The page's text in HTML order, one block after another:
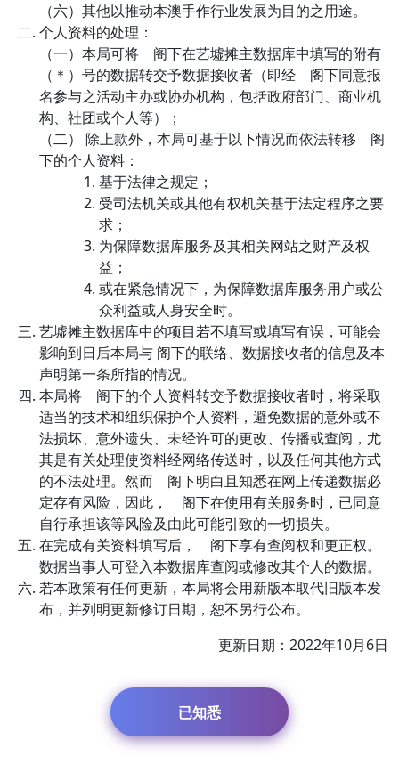
其他以推动本澳手作行业发展为目的之用途。
个人资料的处理：
本局可将 阁下在艺墟摊主数据库中填写的附有
（＊）号的数据转交予数据接收者（即经 阁下同意报
名参与之活动主办或协办机构，包括政府部门、商业机
构、社团或个人等）；
除上款外，本局可基于以下情况而依法转移 阁
下的个人资料：
基于法律之规定；
受司法机关或其他有权机关基于法定程序之要
求；
为保障数据库服务及其相关网站之财产及权
益；
或在紧急情况下，为保障数据库服务用户或公
众利益或人身安全时。
艺墟摊主数据库中的项目若不填写或填写有误，可能会
影响到日后本局与 阁下的联络、数据接收者的信息及本
声明第一条所指的情况。
本局将 阁下的个人资料转交予数据接收者时，将采取
适当的技术和组织保护个人资料，避免数据的意外或不
法损坏、意外遗失、未经许可的更改、传播或查阅，尤
其是有关处理使资料经网络传送时，以及任何其他方式
的不法处理。然而 阁下明白且知悉在网上传递数据必
定存有风险，因此， 阁下在使用有关服务时，已同意
自行承担该等风险及由此可能引致的一切损失。
在完成有关资料填写后， 阁下享有查阅权和更正权。
数据当事人可登入本数据库查阅或修改其个人的数据。
若本政策有任何更新，本局将会用新版本取代旧版本发
布，并列明更新修订日期，恕不另行公布。
更新日期：2022年10月6日